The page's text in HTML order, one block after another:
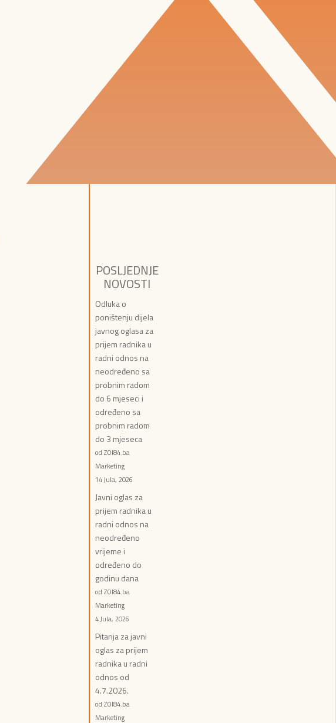
POSLJEDNJE
NOVOSTI
Odluka o
poništenju dijela
javnog oglasa za
prijem radnika u
radni odnos na
neodređeno sa
probnim radom
do 6 mjeseci i
određeno sa
probnim radom
do 3 mjeseca
od ZOI84.ba
Marketing
14 Jula, 2026
Javni oglas za
prijem radnika u
radni odnos na
neodređeno
vrijeme i
određeno do
godinu dana
od ZOI84.ba
Marketing
4 Jula, 2026
Pitanja za javni
oglas za prijem
radnika u radni
odnos od
4.7.2026.
od ZOI84.ba
Marketing